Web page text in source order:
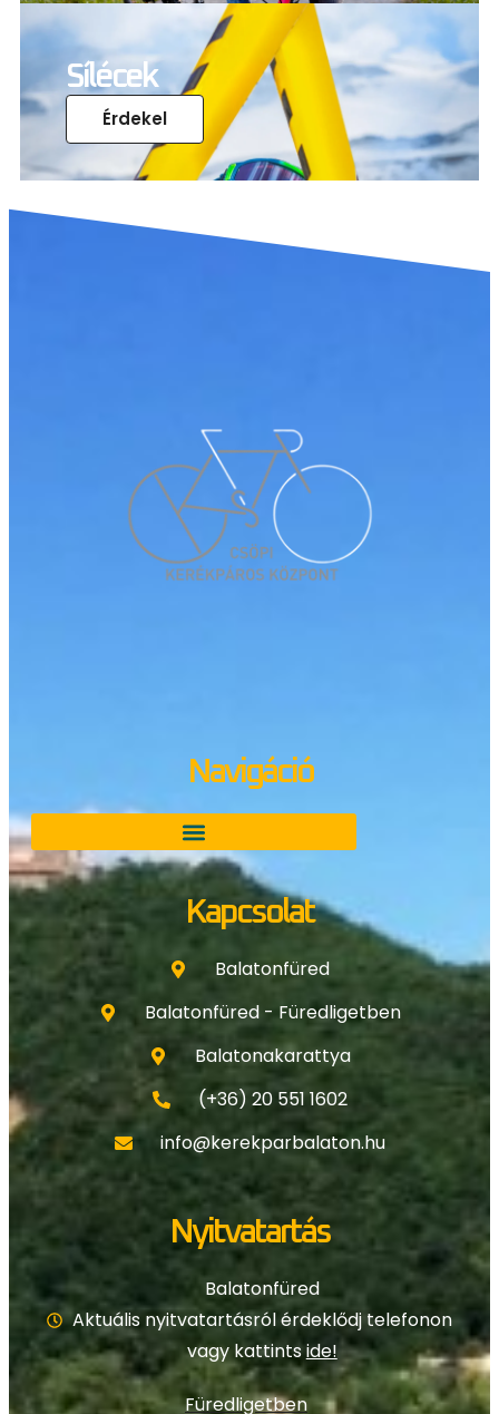
Sílécek
Érdekel
Navigáció
Kapcsolat
Balatonfüred
Balatonfüred - Füredligetben
Balatonakarattya
(+36) 20 551 1602
info@kerekparbalaton.hu
Nyitvatartás
Balatonfüred
Aktuális nyitvatartásról érdeklődj telefonon
vagy kattintside!
Füredligetben